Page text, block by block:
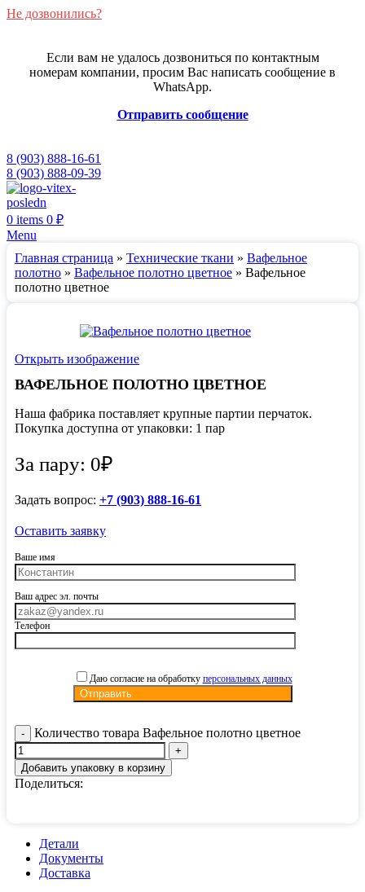
Не дозвонились?
Если вам не удалось дозвониться по контактным
номерам компании, просим Вас написать сообщение в
WhatsApp.
Отправить сообщение
8 (903) 888-16-61
8 (903) 888-09-39
0 items 0 ₽
Menu
Главная страница » Технические ткани » Вафельное
полотно » Вафельное полотно цветное » Вафельное
полотно цветное
Открыть изображение
ВАФЕЛЬНОЕ ПОЛОТНО ЦВЕТНОЕ
Наша фабрика поставляет крупные партии перчаток.
Покупка доступна от упаковки: 1 пар
За пару: 0₽
Задать вопрос: +7 (903) 888-16-61
Оставить заявку
Ваше имя
Ваш адрес эл. почты
Телефон
Даю согласие на обработку персональных данных
Количество товара Вафельное полотно цветное
Добавить упаковку в корзину
Поделиться:
Детали
Документы
Доставка